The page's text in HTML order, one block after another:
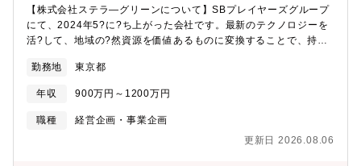
テム。問い合わせメール対応の品質向上★このポジションの魅力
★■近年、働き方改革やIT化の流れから、SaaSの重要性はさらな
る高まりを見せています。『楽楽販売』は年間130％以上の成長を
実現しており、まだまだ拡大できるポテンシャルの高い事業で
る重要なポジションであり、日本を代表する事業の成長に大きく
るサービス・プロダクトをつくる従来の役割に加え、売れる仕組
みをつくる新しい役割を付加していくフェーズです。本組織は組
【株式会社ステラ―グリーンについて】SBプレイヤーズグループ
にて、2024年5?に?ち上がった会社です。最新のテクノロジーを
活?して、地域の?然資源を価値あるものに変換することで、持続
た取り組みの強化が世界的に求められるなか、当社は、日本の特
に人口が少ない地域に豊富にある森林資源のカーボンクレジット
化を支援しています。（森林カーボンクレジット：森林が二酸化
炭素を吸収した量を数値化・価値化したもの）各地域にある森林
とで、森林の所有者や管理者（自治体ほか）の新たな収益を創出
勤務地 東京都
年収 900万円～1200万円
職種
経営企画・事業企画
更新日 2026.08.06